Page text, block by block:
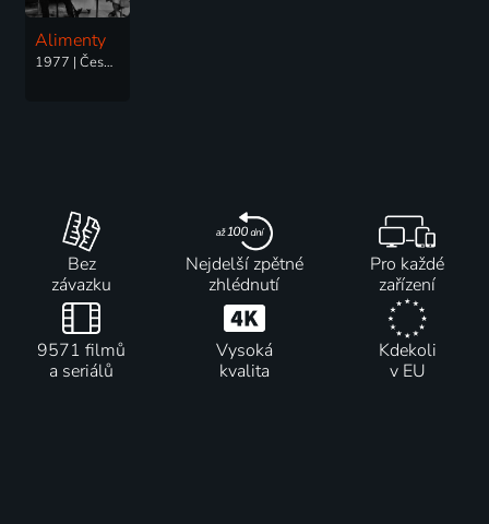
Alimenty
1977 | Československo | Komedie
Bez
závazku
Nejdelší zpětné
zhlédnutí
Pro každé
zařízení
9571 filmů
a seriálů
Vysoká
kvalita
Kdekoli
v EU